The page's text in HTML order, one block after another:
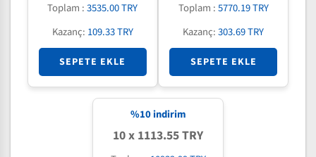
Toplam :3535.00 TRY
Kazanç: 109.33 TRY
SEPETE EKLE
Toplam :5770.19 TRY
Kazanç:303.69 TRY
SEPETE EKLE
%10indirim
10 x 1113.55 TRY